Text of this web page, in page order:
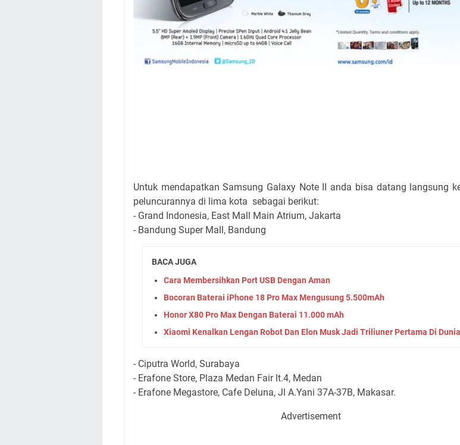
Untuk mendapatkan Samsung Galaxy Note II anda bisa datang langsung
peluncurannya di lima kota sebagai berikut:
- Grand Indonesia, East Mall Main Atrium, Jakarta
- Bandung Super Mall, Bandung
BACA JUGA
Cara Membersihkan Port USB Dengan Aman
Bocoran Baterai iPhone 18 Pro Max Mengusung 5.500mAh
Honor X80 Pro Max Dengan Baterai 11.000 mAh
Xiaomi Kenalkan Lengan Robot Dan Elon Musk Jadi Triliuner Pertama Di Dunia
- Ciputra World, Surabaya
- Erafone Store, Plaza Medan Fair lt.4, Medan
- Erafone Megastore, Cafe Deluna, Jl A.Yani 37A-37B, Makasar.
Advertisement